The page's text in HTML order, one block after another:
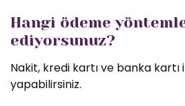
Hangi ödeme
ediyorsunuz?
Nakit, kredi kartı ve banka kartı
yapabilirsiniz.